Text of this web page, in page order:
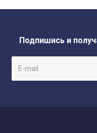
Подпишись и